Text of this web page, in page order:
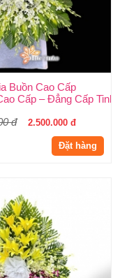
Tại Huy Thảo
Buồn Cao Cấp
Cấp – Đẳng Cấp
đ
2.500.000 đ
Đặt hàng